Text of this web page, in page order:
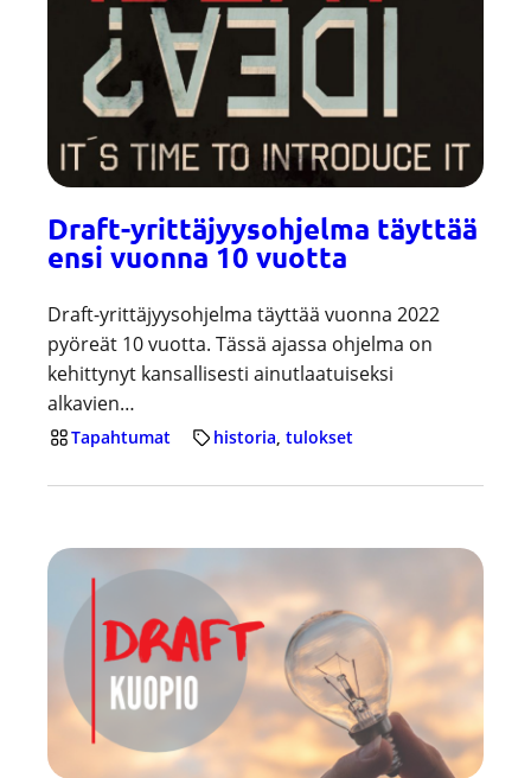
Draft-yrittäjyysohjelma täyttää
ensi vuonna 10 vuotta
Draft-yrittäjyysohjelma täyttää vuonna 2022
pyöreät 10 vuotta. Tässä ajassa ohjelma on
kehittynyt kansallisesti ainutlaatuiseksi
alkavien…
Tapahtumat historia, tulokset